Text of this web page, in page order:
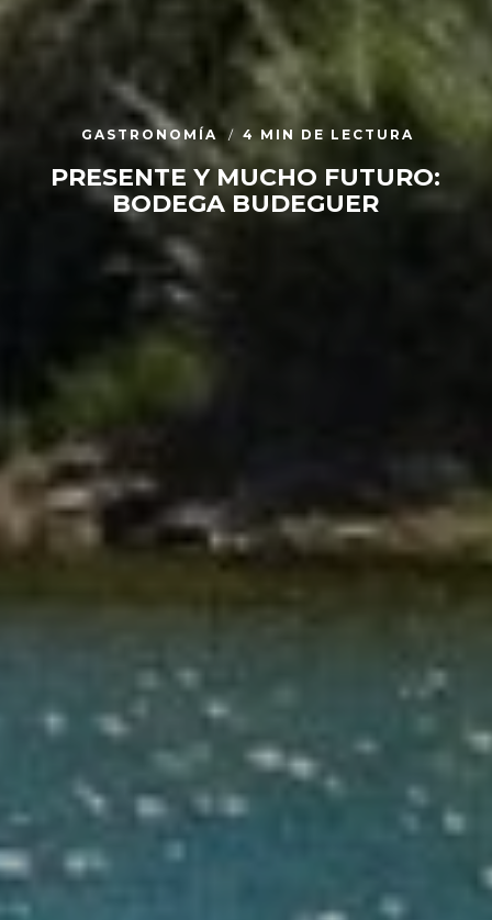
GASTRONOMÍA 4 MIN DE LECTURA
PRESENTE Y MUCHO FUTURO:
BODEGA BUDEGUER